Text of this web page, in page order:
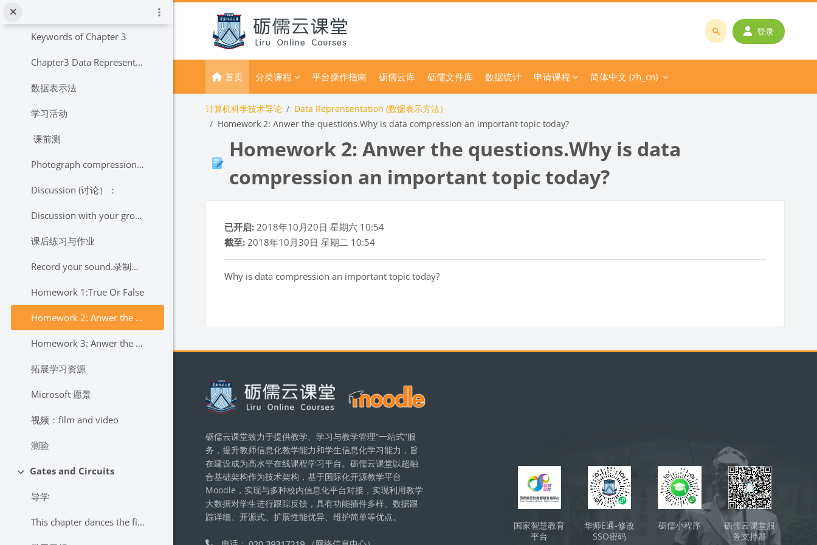
跳到主要内容
Keywords of Chapter 3
Chapter3 Data Representation
数据表示法
学习活动
课前测
Photograph compression for Web Usage or Email. Which kind of the newest file format will you choose and why?
Discussion (讨论）：
Discussion with your group:Photograph compression for Web Usage or Email. Which kind of the newest file format will you choose and why?
课后练习与作业
Record your sound.录制你的声音
Homework 1:True Or False
Homework 2: Anwer the questions.Why is data compression an important topic today?
Homework 3: Anwer the questions;What is the difference between lossless and lossy data compression?
拓展学习资源
Microsoft 愿景
视频：film and video
测验
折叠
Gates and Circuits
导学
This chapter dances the fine line between computer...
搜
登录
首页 分类课程 平台操作指南 砺儒云库 砺儒文件库 数据统计 申请课程 简体中文 ‎(zh_cn)‎
计算机科学技术导论
Data Reprensentation (数据表示方法）
Homework 2: Anwer the questions.Why is data compression an important topic today?
Homework 2: Anwer the questions.Why is data
compression an important topic today?
已开启:2018年10月20日 星期六 10:54
截至:2018年10月30日 星期二 10:54
Why is data compression an important topic today?
版块
砺儒云课堂致力于提供教学、学习与教学管理“一站式”服
务，提升教师信息化教学能力和学生信息化学习能力，旨
在建设成为高水平在线课程学习平台。砺儒云课堂以超融
合基础架构作为技术架构，基于国际化开源教学平台
Moodle，实现与多种校内信息化平台对接，实现利用教学
大数据对学生进行跟踪反馈，具有功能插件多样、数据跟
踪详细、开源式、扩展性能优异、维护简单等优点。
版块
国家智慧教育
平台
华师E通-修改
SSO密码
砺儒小程序
砺儒云课堂服
务支持群